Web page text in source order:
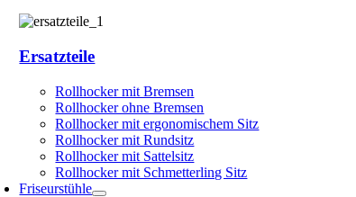
Ersatzteile
Rollhocker mit Bremsen
Rollhocker ohne Bremsen
Rollhocker mit ergonomischem Sitz
Rollhocker mit Rundsitz
Rollhocker mit Sattelsitz
Rollhocker mit Schmetterling Sitz
Friseurstühle